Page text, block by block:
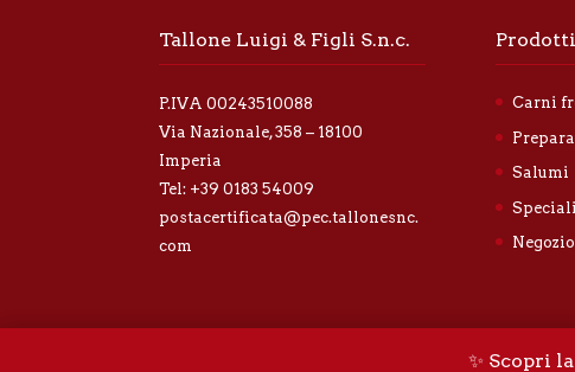
Tallone Luigi & Figli S.n.c.
P.IVA 00243510088
Via Nazionale, 358 – 18100
Imperia
Tel: +39 0183 54009
postacertificata@pec.tallonesnc.
com
Prodotti
Carni
Salumi
Negozio
✨ Scopri